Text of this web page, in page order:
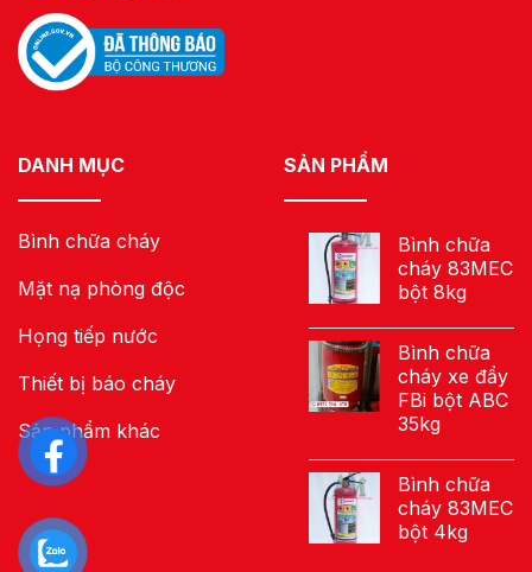
DANH MỤC
Bình chữa cháy
Mặt nạ phòng độc
Họng tiếp nước
Thiết bị báo cháy
Sản phẩm khác
SẢN PHẨM
Bình chữa
cháy 83MEC
bột 8kg
Bình chữa
cháy xe đẩy
FBi bột ABC
35kg
Bình chữa
cháy 83MEC
bột 4kg